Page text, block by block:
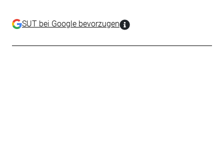
SUT bei Google bevorzugen